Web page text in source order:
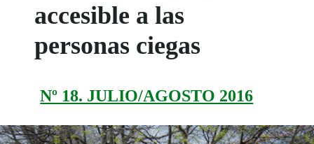
accesible a las
personas ciegas
Nº 18. JULIO/AGOSTO 2016